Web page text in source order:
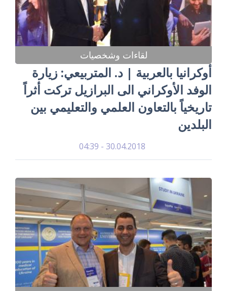
لقاءات وشخصيات
أوكرانيا بالعربية | د. المتربيعي: زيارة
الوفد الأوكراني الى البرازيل تركت أثراً
تاريخياً بالتعاون العلمي والتعليمي بين
البلدين
30.04.2018 - 04:39